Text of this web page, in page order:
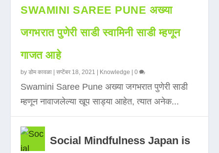
SWAMINI SAREE PUNE अख्या
जगभरात पुणेरी साडी स्वामिनी साडी म्हणून
गाजत आहे
byडोम कावळा |सप्टेंबर 18, 2021 Knowledge |0
Swamini Saree Pune अख्या जगभरात पुणेरी साडी
म्हणून नावाजलेल्या खूप साड्या आहेत, त्यात अनेक...
Social Mindfulness Japan is